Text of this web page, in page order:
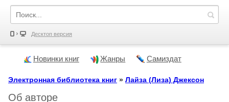
Десктоп версия
Новинки книг Жанры Самиздат
Электронная библиотека книг » Лайза (Лиза) Джексон
Об авторе